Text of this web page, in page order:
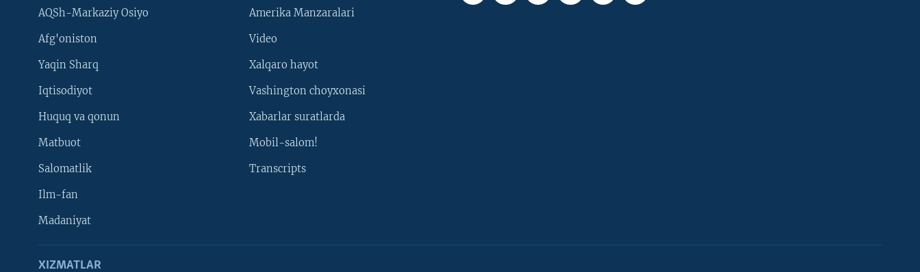
AQSh-Markaziy Osiyo
Afg'oniston
Yaqin Sharq
Iqtisodiyot
Huquq va qonun
Matbuot
Salomatlik
Ilm-fan
Madaniyat
Amerika Manzaralari
Video
Xalqaro hayot
Vashington choyxonasi
Xabarlar suratlarda
Mobil-salom!
Transcripts
XIZMATLAR